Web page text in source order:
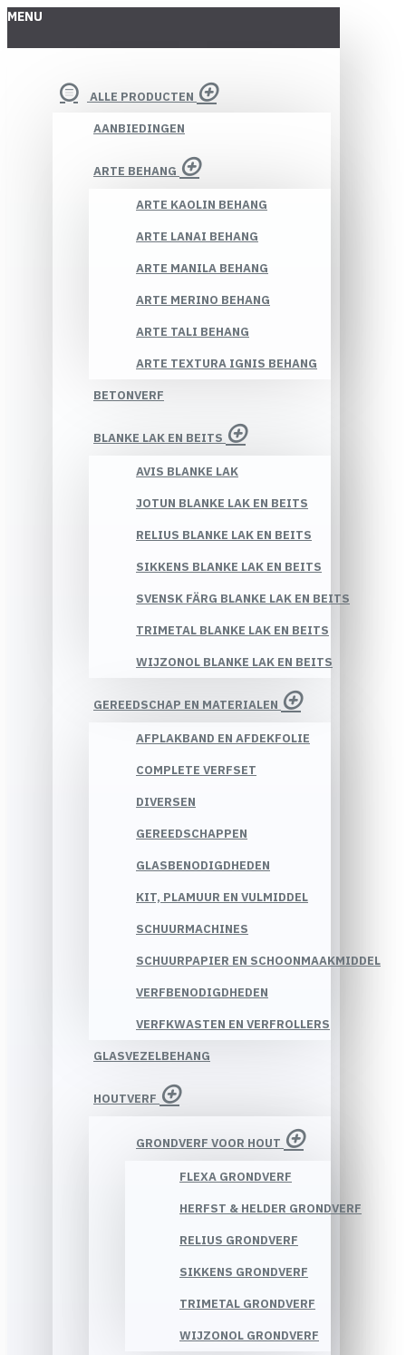
MENU
ALLE PRODUCTEN
AANBIEDINGEN
ARTE BEHANG
ARTE KAOLIN BEHANG
ARTE LANAI BEHANG
ARTE MANILA BEHANG
ARTE MERINO BEHANG
ARTE TALI BEHANG
ARTE TEXTURA IGNIS BEHANG
BETONVERF
BLANKE LAK EN BEITS
AVIS BLANKE LAK
JOTUN BLANKE LAK EN BEITS
RELIUS BLANKE LAK EN BEITS
SIKKENS BLANKE LAK EN BEITS
SVENSK FÄRG BLANKE LAK EN BEITS
TRIMETAL BLANKE LAK EN BEITS
WIJZONOL BLANKE LAK EN BEITS
GEREEDSCHAP EN MATERIALEN
AFPLAKBAND EN AFDEKFOLIE
COMPLETE VERFSET
DIVERSEN
GEREEDSCHAPPEN
GLASBENODIGDHEDEN
KIT, PLAMUUR EN VULMIDDEL
SCHUURMACHINES
SCHUURPAPIER EN SCHOONMAAKMIDDEL
VERFBENODIGDHEDEN
VERFKWASTEN EN VERFROLLERS
GLASVEZELBEHANG
HOUTVERF
GRONDVERF VOOR HOUT
FLEXA GRONDVERF
HERFST & HELDER GRONDVERF
RELIUS GRONDVERF
SIKKENS GRONDVERF
TRIMETAL GRONDVERF
WIJZONOL GRONDVERF